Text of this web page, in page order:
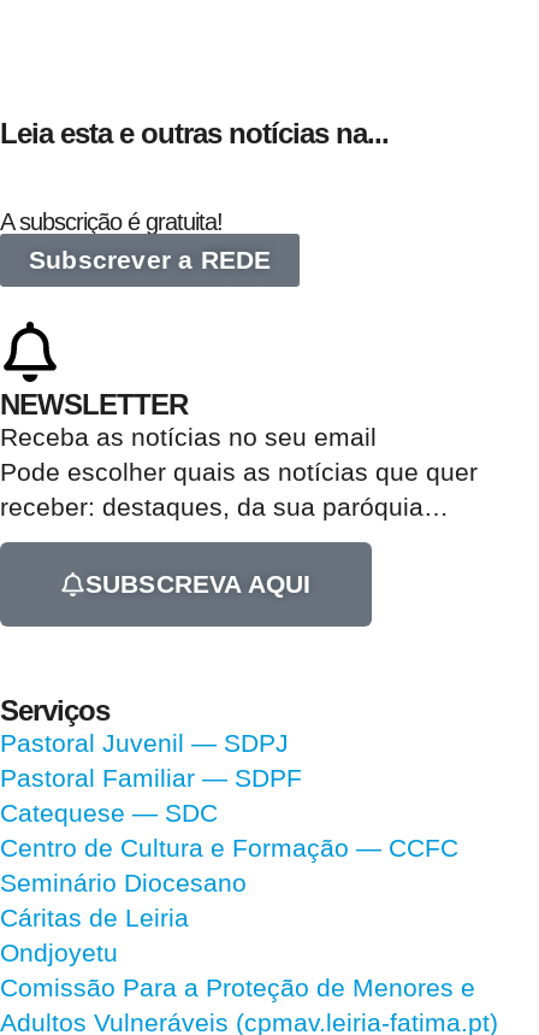
Leia esta e outras notícias na...
A subscrição é gratuita!
Subscrever a REDE
NEWSLETTER
Receba as notícias no seu email​
Pode escolher quais as notícias que quer
receber: destaques, da sua paróquia…
SUBSCREVA AQUI
Serviços
Pastoral Juvenil — SDPJ
Pastoral Familiar — SDPF
Catequese — SDC
Centro de Cultura e Formação — CCFC
Seminário Diocesano
Cáritas de Leiria
Ondjoyetu
Comissão Para a Proteção de Menores e
Adultos Vulneráveis (cpmav.leiria-fatima.pt)